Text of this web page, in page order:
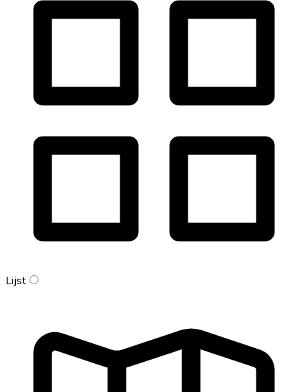
Lijst